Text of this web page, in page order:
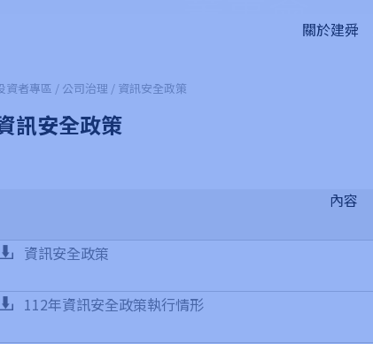
關於建舜
董事會
資者專區 / 公司治理 / 資訊安全政策
訊安全政策
內容
資訊安全政策
112年資訊安全政策執行情形